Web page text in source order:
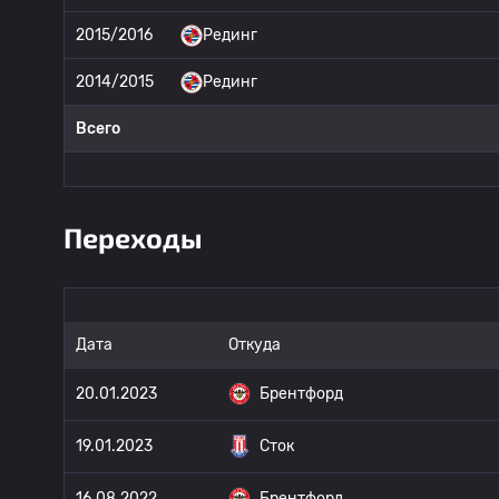
2015/2016 Рединг
2014/2015 Рединг
Всего
Переходы
Дата Откуда
20.01.2023 Брентфорд
19.01.2023 Сток